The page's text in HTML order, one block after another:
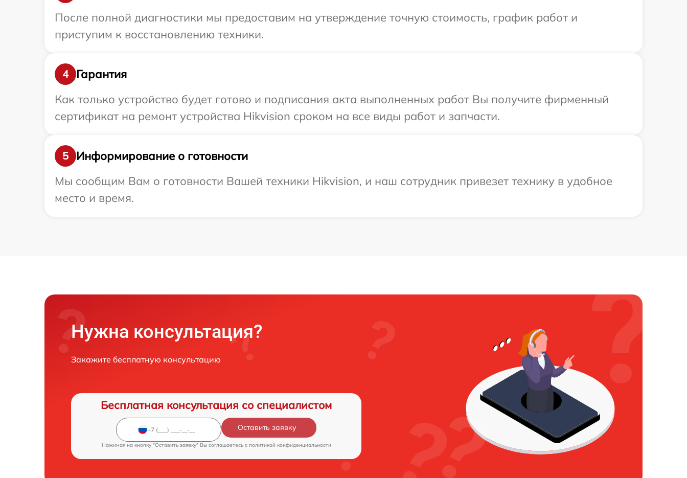
После полной диагностики мы предоставим на утверждение точную стоимость, график работ и
приступим к восстановлению техники.
4
Гарантия
Как только устройство будет готово и подписания акта выполненных работ Вы получите фирменный
сертификат на ремонт устройства Hikvision сроком на все виды работ и запчасти.
5
Информирование о готовности
Мы сообщим Вам о готовности Вашей техники Hikvision, и наш сотрудник привезет технику в удобное
место и время.
Нужна консультация?
Закажите бесплатную консультацию
Бесплатная консультация со специалистом
Оставить заявку
Нажимая на кнопку "Оставить заявку" Вы соглашаетесь c политикой конфиденциальности